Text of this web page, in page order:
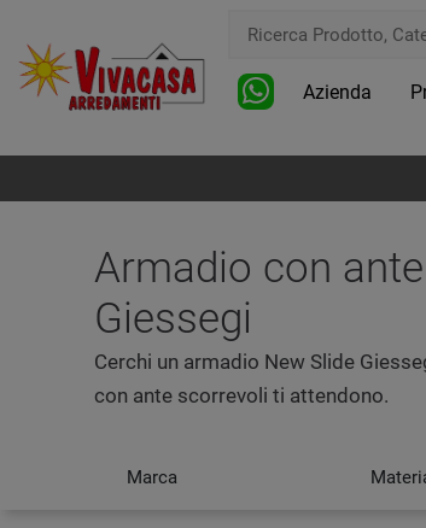
Azienda
Armadio con
Giessegi
Cerchi un armadio New Slide
con ante scorrevoli ti attendono.
Marca